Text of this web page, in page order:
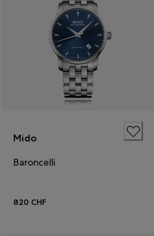
Mido
Baroncelli
820 CHF